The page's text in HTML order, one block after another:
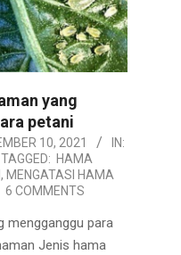
yang
petani
10, 2021
IN:
TAGGED: HAMA
, MENGATASI HAMA
6 COMMENTS
mengganggu para
Jenis hama